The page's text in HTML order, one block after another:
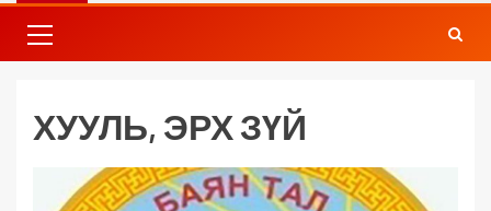
ХУУЛЬ, ЭРХ ЗҮЙ